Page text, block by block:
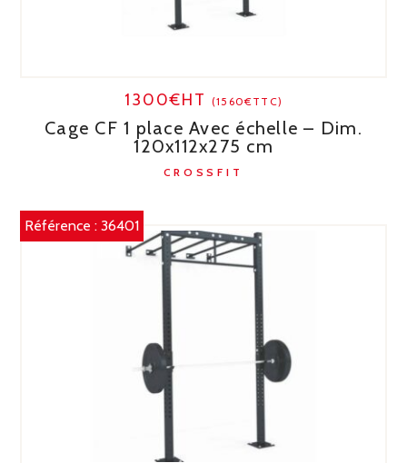
1300€HT (1560€TTC)
Cage CF 1 place Avec échelle – Dim.
120x112x275 cm
CROSSFIT
Référence :36401